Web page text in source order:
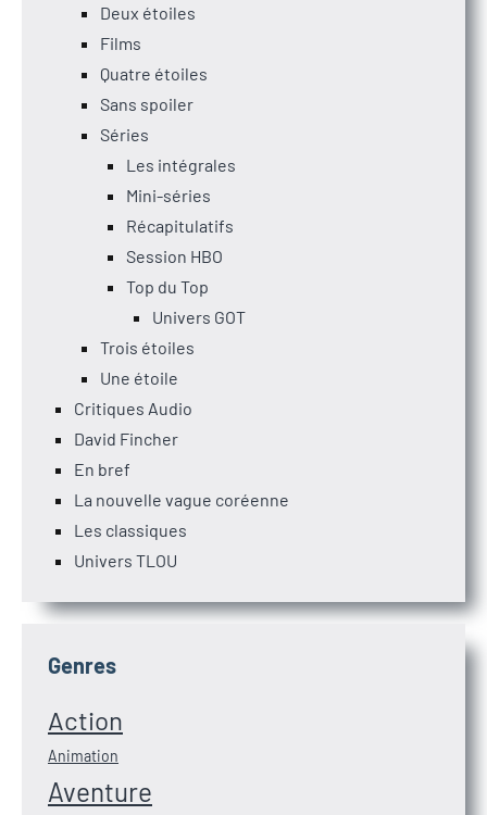
Deux étoiles
Films
Quatre étoiles
Sans spoiler
Séries
Les intégrales
Mini-séries
Récapitulatifs
Session HBO
Top du Top
Univers GOT
Trois étoiles
Une étoile
Critiques Audio
David Fincher
En bref
La nouvelle vague coréenne
Les classiques
Univers TLOU
Genres
Action
Animation
Aventure